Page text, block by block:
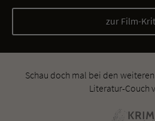
zur Film-
Schau doch mal bei den
Literatur-Couch